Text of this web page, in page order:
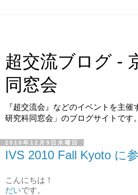
超交流ブログ -
同窓会
『超交流会』などのイベントを主催
研究科同窓会」のブログサイトです。
2010年12月9日木曜日
IVS 2010 Fall Kyoto に
こんにちは！
だいです。